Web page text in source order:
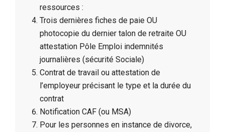
ressources :
Trois dernières fiches de paie OU
photocopie du dernier talon de retraite OU
attestation Pôle Emploi indemnités
journalières (sécurité Sociale)
Contrat de travail ou attestation de
l’employeur précisant le type et la durée du
contrat
Notification CAF (ou MSA)
Pour les personnes en instance de divorce,